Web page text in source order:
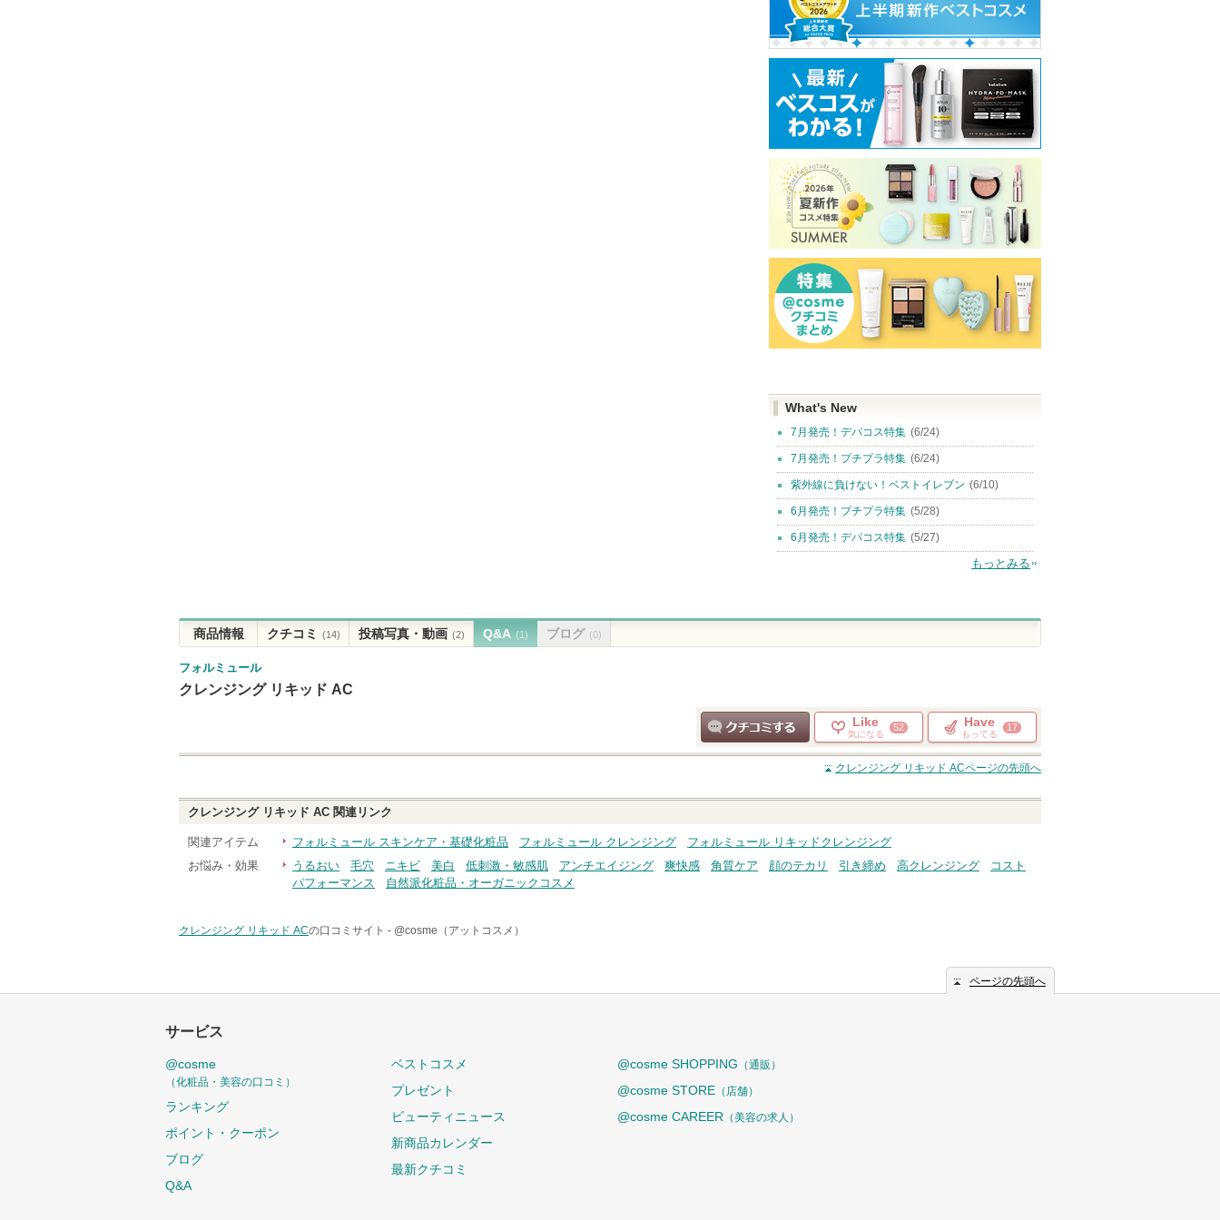
What's New
7月発売！デパコス特集 (6/24)
7月発売！プチプラ特集 (6/24)
紫外線に負けない！ベストイレブン (6/10)
6月発売！プチプラ特集 (5/28)
6月発売！デパコス特集 (5/27)
もっとみる
商品情報 クチコミ (14) 投稿写真・動画 (2) Q&A (1) ブログ (0)
フォルミュール
クレンジング リキッド AC
クチコミする
Like
気になる
52 Have
もってる
17
クレンジング リキッド ACページの先頭へ
クレンジング リキッド AC 関連リンク
関連アイテム フォルミュール スキンケア・基礎化粧品 フォルミュール クレンジング
フォルミュール リキッドクレンジング
お悩み・効果
うるおい 毛穴 ニキビ 美白 低刺激・敏感肌 アンチエイジング 爽快感 角質ケア 顔のテカリ 引き締め 高クレンジング
コスト
パフォーマンス
自然派化粧品・オーガニックコスメ
クレンジング リキッド ACの口コミサイト - @cosme（アットコスメ）
ページの先頭へ
サービス
@cosme
（化粧品・美容の口コミ）
ランキング
ポイント・クーポン
ブログ
Q&A
ベストコスメ
プレゼント
ビューティニュース
新商品カレンダー
最新クチコミ
@cosme SHOPPING （通販）
@cosme STORE （店舗）
@cosme CAREER （美容の求人）